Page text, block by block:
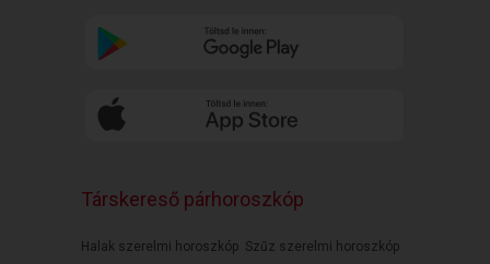
Társkereső párhoroszkóp
Halak szerelmi horoszkóp Szűz szerelmi horoszkóp